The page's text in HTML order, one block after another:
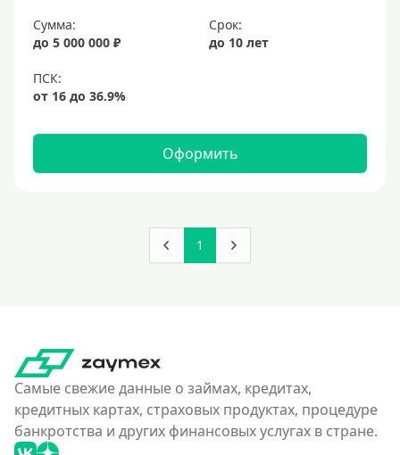
Сумма:
до 5 000 000 ₽
Срок:
до 10 лет
Оформить
1
Самые свежие данные о займах, кредитах,
кредитных картах, страховых продуктах, процедуре
банкротства и других финансовых услугах в стране.